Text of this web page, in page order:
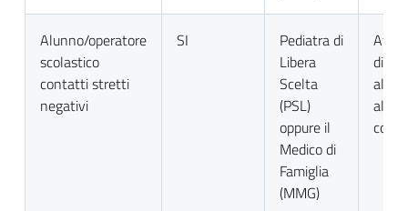
Alunno/operatore
scolastico
contatti stretti
negativi
SI
Pediatra di
Libera
Scelta
(PSL)
oppure il
Medico di
Famiglia
(MMG)
di
al